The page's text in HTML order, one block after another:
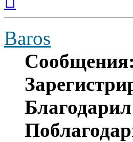
началу
Baros
Сообщения: